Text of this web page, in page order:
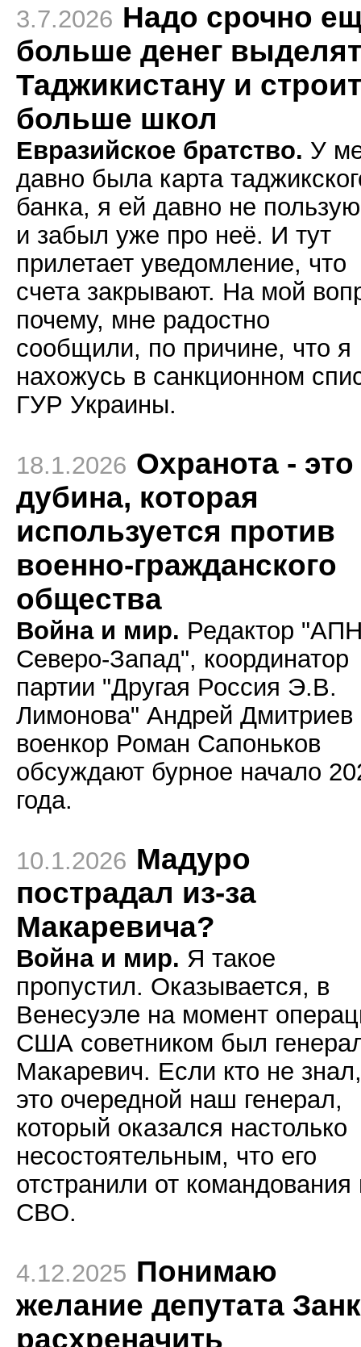
3.7.2026 Надо срочно
больше денег
Таджикистану и
больше школ
Евразийское братство. У
давно была карта
банка, я ей давно не
и забыл уже про неё. И тут
прилетает уведомление, что
счета закрывают. На мой
почему, мне радостно
сообщили, по причине, что я
нахожусь в санкционном
ГУР Украины.
18.1.2026 Охранота - это
дубина, которая
используется против
военно-гражданского
общества
Война и мир. Редактор
Северо-Запад", координатор
партии "Другая Россия Э.В.
Лимонова" Андрей Дмитриев
военкор Роман Сапоньков
обсуждают бурное начало
года.
10.1.2026 Мадуро
пострадал из-за
Макаревича?
Война и мир. Я такое
пропустил. Оказывается, в
Венесуэле на момент
США советником был
Макаревич. Если кто не знал,
это очередной наш генерал,
который оказался настолько
несостоятельным, что его
отстранили от командования
СВО.
4.12.2025 Понимаю
желание депутата
расхреначить